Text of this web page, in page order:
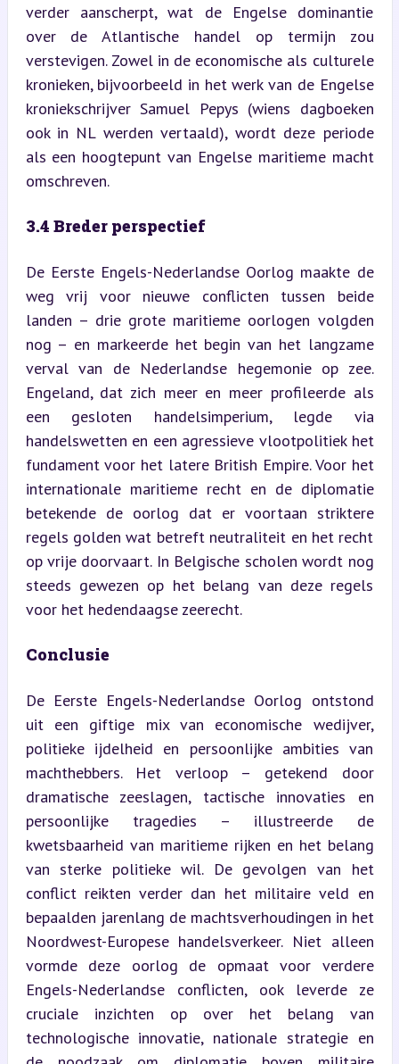
verder aanscherpt, wat de Engelse dominantie
over de Atlantische handel op termijn zou
verstevigen. Zowel in de economische als culturele
kronieken, bijvoorbeeld in het werk van de Engelse
kroniekschrijver Samuel Pepys (wiens dagboeken
ook in NL werden vertaald), wordt deze periode
als een hoogtepunt van Engelse maritieme macht
omschreven.
3.4 Breder perspectief
De Eerste Engels-Nederlandse Oorlog maakte de
weg vrij voor nieuwe conflicten tussen beide
landen – drie grote maritieme oorlogen volgden
nog – en markeerde het begin van het langzame
verval van de Nederlandse hegemonie op zee.
Engeland, dat zich meer en meer profileerde als
een gesloten handelsimperium, legde via
handelswetten en een agressieve vlootpolitiek het
fundament voor het latere British Empire. Voor het
internationale maritieme recht en de diplomatie
betekende de oorlog dat er voortaan striktere
regels golden wat betreft neutraliteit en het recht
op vrije doorvaart. In Belgische scholen wordt nog
steeds gewezen op het belang van deze regels
voor het hedendaagse zeerecht.
Conclusie
De Eerste Engels-Nederlandse Oorlog ontstond
uit een giftige mix van economische wedijver,
politieke ijdelheid en persoonlijke ambities van
machthebbers. Het verloop – getekend door
dramatische zeeslagen, tactische innovaties en
persoonlijke tragedies – illustreerde de
kwetsbaarheid van maritieme rijken en het belang
van sterke politieke wil. De gevolgen van het
conflict reikten verder dan het militaire veld en
bepaalden jarenlang de machtsverhoudingen in het
Noordwest-Europese handelsverkeer. Niet alleen
vormde deze oorlog de opmaat voor verdere
Engels-Nederlandse conflicten, ook leverde ze
cruciale inzichten op over het belang van
technologische innovatie, nationale strategie en